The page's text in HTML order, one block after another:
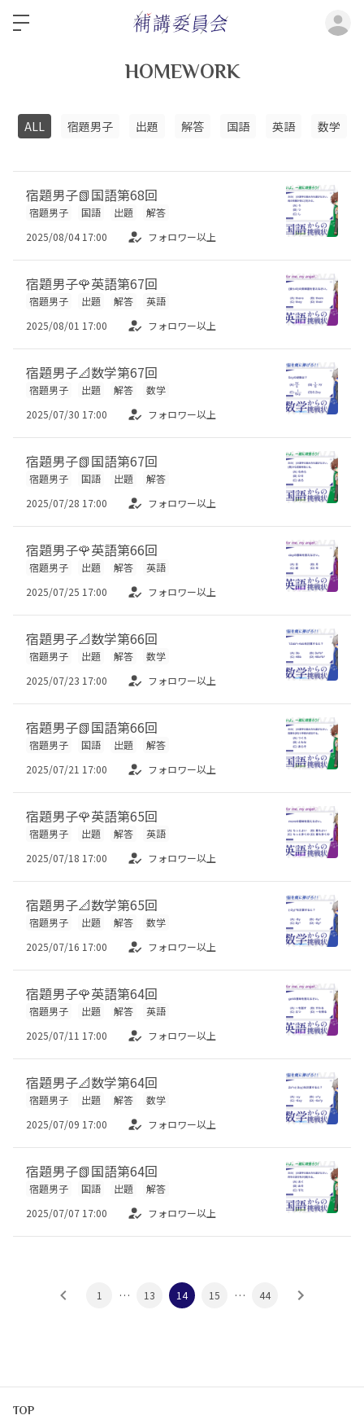
HOMEWORK
ALL 宿題男子 出題 解答 国語 英語 数学
宿題男子📗国語第68回
宿題男子 国語 出題
解答
2025/08/04 17:00
フォロワー以上
宿題男子🌹英語第67回
宿題男子 出題 解答
英語
2025/08/01 17:00
フォロワー以上
宿題男子📐数学第67回
宿題男子 出題 解答
数学
2025/07/30 17:00
フォロワー以上
宿題男子📗国語第67回
宿題男子 国語 出題
解答
2025/07/28 17:00
フォロワー以上
宿題男子🌹英語第66回
宿題男子 出題 解答
英語
2025/07/25 17:00
フォロワー以上
宿題男子📐数学第66回
宿題男子 出題 解答
数学
2025/07/23 17:00
フォロワー以上
宿題男子📗国語第66回
宿題男子 国語 出題
解答
2025/07/21 17:00
フォロワー以上
宿題男子🌹英語第65回
宿題男子 出題 解答
英語
2025/07/18 17:00
フォロワー以上
宿題男子📐数学第65回
宿題男子 出題 解答
数学
2025/07/16 17:00
フォロワー以上
宿題男子🌹英語第64回
宿題男子 出題 解答
英語
2025/07/11 17:00
フォロワー以上
宿題男子📐数学第64回
宿題男子 出題 解答
数学
2025/07/09 17:00
フォロワー以上
宿題男子📗国語第64回
宿題男子 国語 出題
解答
2025/07/07 17:00
フォロワー以上
1 … 13 14 15 … 44
TOP